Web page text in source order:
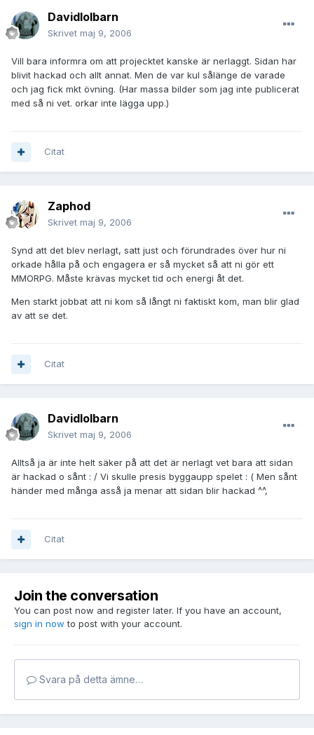
Davidlolbarn
Skrivet maj 9, 2006
Vill bara informra om att projecktet kanske är nerlaggt. Sidan har
blivit hackad och allt annat. Men de var kul sålänge de varade
och jag fick mkt övning. (Har massa bilder som jag inte publicerat
med så ni vet. orkar inte lägga upp.)
Citat
Zaphod
Skrivet maj 9, 2006
Synd att det blev nerlagt, satt just och förundrades över hur ni
orkade hålla på och engagera er så mycket så att ni gör ett
MMORPG. Måste krävas mycket tid och energi åt det.
Men starkt jobbat att ni kom så långt ni faktiskt kom, man blir glad
av att se det.
Citat
Davidlolbarn
Skrivet maj 9, 2006
Alltså ja är inte helt säker på att det är nerlagt vet bara att sidan
är hackad o sånt : / Vi skulle presis byggaupp spelet : ( Men sånt
händer med många asså ja menar att sidan blir hackad ^^,
Citat
Join the conversation
You can post now and register later. If you have an account,
sign in now to post with your account.
Svara på detta ämne…